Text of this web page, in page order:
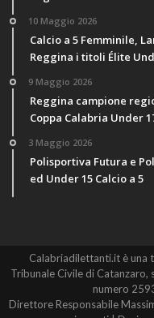
10 Maggio 2026
Calcio a 5 Femminile,
Reggina i titoli Élite
9 Maggio 2026
Reggina campione
Coppa Calabria Under
3 Maggio 2026
Polisportiva Futura e
ed Under 15 Calcio a 5
Calabriadilettanti.it è una
Tribunale Civile di Catanzaro,
numero
Direttore Responsabile